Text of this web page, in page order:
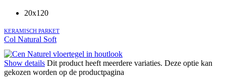
20x120
KERAMISCH PARKET
Col Natural Soft
Show details Dit product heeft meerdere variaties. Deze optie kan
gekozen worden op de productpagina